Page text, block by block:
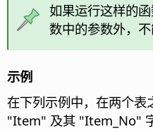
如果运行这样的
数中的参数外，
示例
在下列示例中，在两个表
"Item" 及其 "Item_No"